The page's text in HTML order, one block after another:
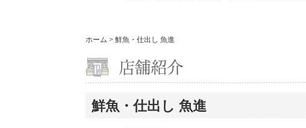
ホーム > 鮮魚・仕出し 魚進
鮮魚・仕出し 魚進